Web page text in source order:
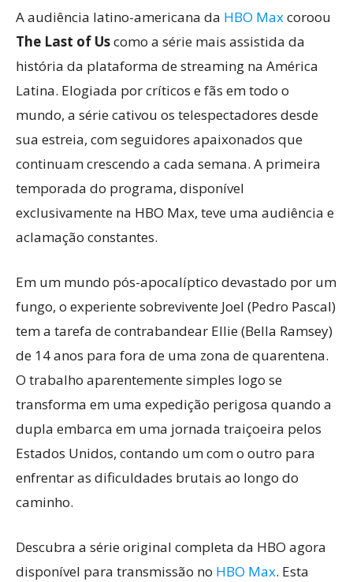
A audiência latino-americana da HBO Maxcoroou
The Last of Uscomo a série mais assistida da
história da plataforma de streaming na América
Latina. Elogiada por críticos e fãs em todo o
mundo, a série cativou os telespectadores desde
sua estreia, com seguidores apaixonados que
continuam crescendo a cada semana. A primeira
temporada do programa, disponível
exclusivamente na HBO Max, teve uma audiência e
aclamação constantes.
Em um mundo pós-apocalíptico devastado por um
fungo, o experiente sobrevivente Joel (Pedro Pascal)
tem a tarefa de contrabandear Ellie (Bella Ramsey)
de 14 anos para fora de uma zona de quarentena.
O trabalho aparentemente simples logo se
transforma em uma expedição perigosa quando a
dupla embarca em uma jornada traiçoeira pelos
Estados Unidos, contando um com o outro para
enfrentar as dificuldades brutais ao longo do
caminho.
Descubra a série original completa da HBO agora
disponível para transmissão no HBO Max. Esta